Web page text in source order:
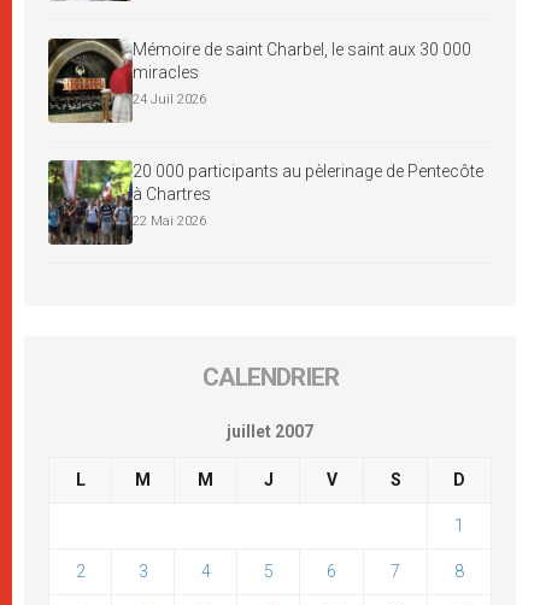
Mémoire de saint Charbel, le saint aux 30 000
miracles
24 Juil 2026
20 000 participants au pèlerinage de Pentecôte
à Chartres
22 Mai 2026
CALENDRIER
juillet 2007
L M M J V S D
1
2 3 4 5 6 7 8